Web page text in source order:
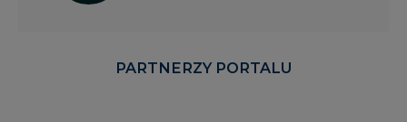
PARTNERZY PORTALU